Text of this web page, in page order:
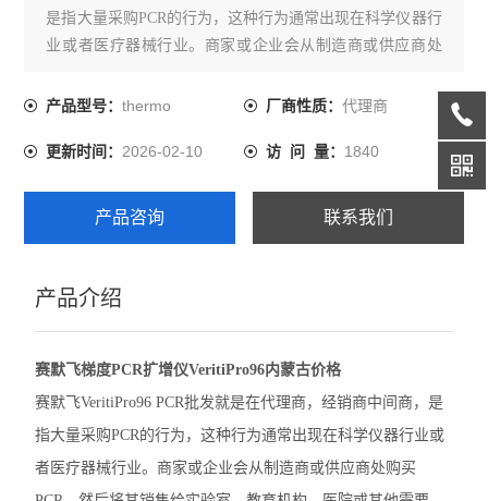
伯乐S1000 PCR仪
伯乐CFX Opus 96 PCR
伯乐CFX Duet荧光定量PCR
伯乐CFX Opus Deepwell
赛默飞QuantStudio1 PCR
赛默飞7500实时荧光定量PCR
赛默飞ProFlex 3x32梯度PCR
赛默飞SimpliAmp PCR仪
是指大量采购PCR的行为，这种行为通常出现在科学仪器行
业或者医疗器械行业。商家或企业会从制造商或供应商处
需要PCR的机构。
产品型号：thermo 厂商性质： 代理商
更新时间：2026-02-10 访 问 量： 1840
产品咨询 联系我们
产品介绍
赛默飞梯度PCR扩增仪VeritiPro96内蒙古价格
赛默飞VeritiPro96 PCR批发就是在代理商，经销商中间商，是
指大量采购PCR的行为，这种行为通常出现在科学仪器行业或
者医疗器械行业。商家或企业会从制造商或供应商处购买